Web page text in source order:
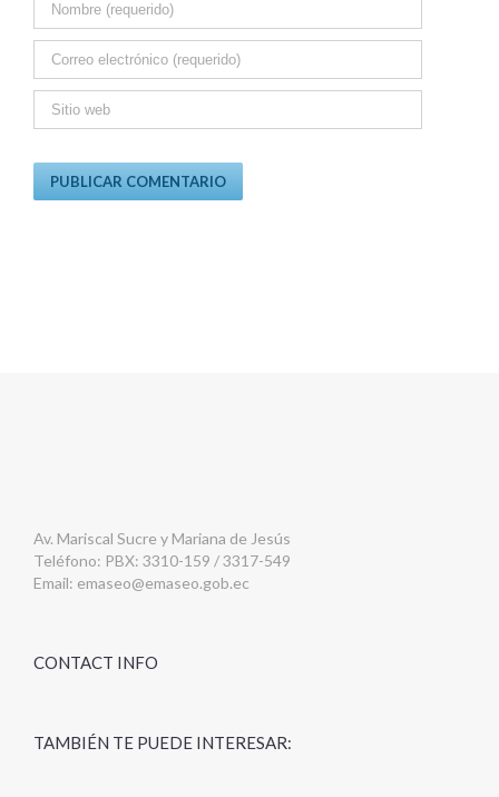
Av. Mariscal Sucre y Mariana de Jesús
Teléfono: PBX: 3310-159 / 3317-549
Email: emaseo@emaseo.gob.ec
CONTACT INFO
TAMBIÉN TE PUEDE INTERESAR: